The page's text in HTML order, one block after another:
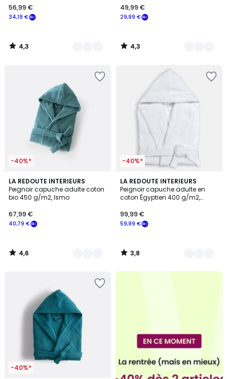
€
souscrivez
notre
programme
34,19 €
56,99 €
4,3
/
29,99 €
49,99 €
4,3
/
-40%*
LA REDOUTE INTERIEURS
Peignoir capuche adulte coton
bio 450 g/m2, Ismo
40,79 €
67,99 €
4,6
/ 5
4
Couleurs
4,6
/
-40%*
LA REDOUTE INTERIEURS
Peignoir capuche adulte en
coton Égyptien 400 g/m2,
59,99 €
99,99 €
3,8
/ 5
2
Couleurs
3,8
/
-40%*